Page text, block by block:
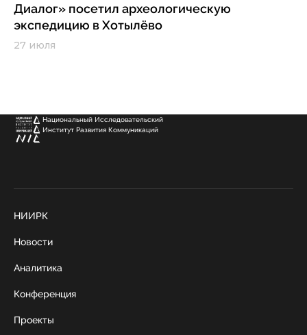
Диалог» посетил археологическую
экспедицию в Хотылёво
27 июля
Национальный Исследовательский
Институт Развития Коммуникаций
НИИРК
Новости
Аналитика
Конференция
Проекты